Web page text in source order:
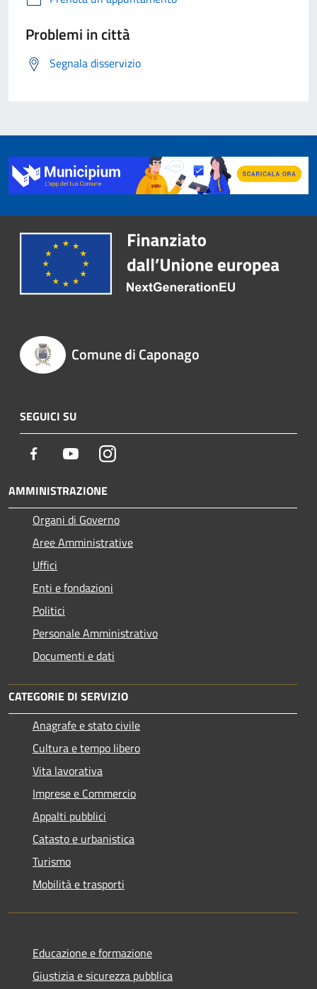
Problemi in città
Segnala disservizio
Comune di Caponago
SEGUICI SU
Facebook YoutubeInstagram
AMMINISTRAZIONE
Organi di Governo
Aree Amministrative
Uffici
Enti e fondazioni
Politici
Personale Amministrativo
Documenti e dati
CATEGORIE DI SERVIZIO
Anagrafe e stato civile
Cultura e tempo libero
Vita lavorativa
Imprese e Commercio
Appalti pubblici
Catasto e urbanistica
Turismo
Mobilità e trasporti
Educazione e formazione
Giustizia e sicurezza pubblica